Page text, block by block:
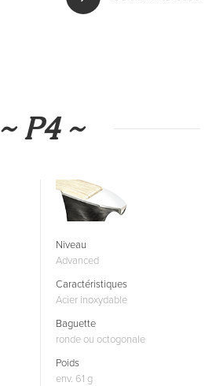
~ P4 ~
Niveau
Advanced
Caractéristiques
Acier inoxydable
Baguette
ronde ou octogonale
Poids
env. 61 g